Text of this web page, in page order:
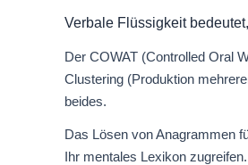
Verbale Flüssigkeit
Der COWAT (Controlled Oral
Clustering (Produktion
beides.
Das Lösen von Anagrammen
Ihr mentales Lexikon zugreifen.